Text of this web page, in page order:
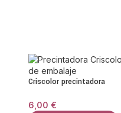
Criscolor precintadora
6,00 €